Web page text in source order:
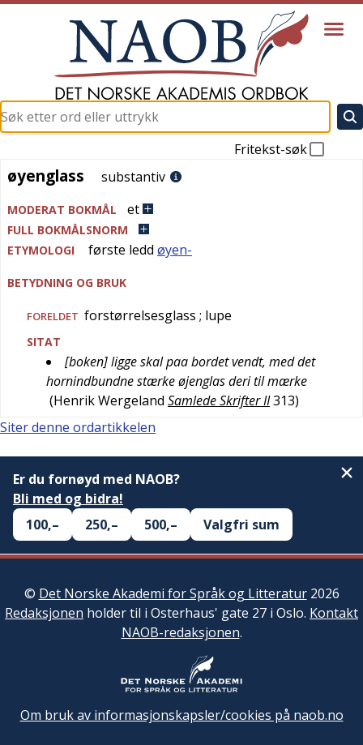
Fritekst-søk
øyenglass
øyenglass substantiv
MODERAT BOKMÅL et
FULL BOKMÅLSNORM
ETYMOLOGI
første ledd øyen-
BETYDNING OG BRUK
FORELDET forstørrelsesglass ; lupe
SITAT
[boken] ligge skal paa bordet vendt, med det
hornindbundne stærke øjenglas deri til mærke
(Henrik Wergeland Samlede Skrifter II313)
Siter denne ordartikkelen
Er du fornøyd med NAOB?
Bli med og bidra!
100,–
250,– 500,– Valgfri sum
© Det Norske Akademi for Språk og Litteratur2026
Redaksjonen holder til i Osterhaus' gate 27 i Oslo. Kontakt
NAOB-redaksjonen.
Om bruk av informasjonskapsler/cookies på naob.no